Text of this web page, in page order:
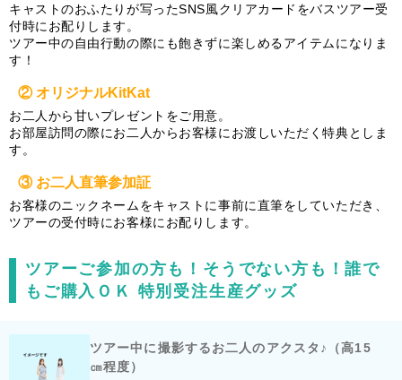
キャストのおふたりが写ったSNS風クリアカードをバスツアー受
付時にお配りします。
ツアー中の自由行動の際にも飽きずに楽しめるアイテムになりま
す！
② オリジナルKitKat
お二人から甘いプレゼントをご用意。
お部屋訪問の際にお二人からお客様にお渡しいただく特典としま
す。
③ お二人直筆参加証
お客様のニックネームをキャストに事前に直筆をしていただき、
ツアーの受付時にお客様にお配りします。
ツアーご参加の方も！そうでない方も！誰で
もご購入ＯＫ 特別受注生産グッズ
ツアー中に撮影するお二人のアクスタ♪（高15
㎝程度）